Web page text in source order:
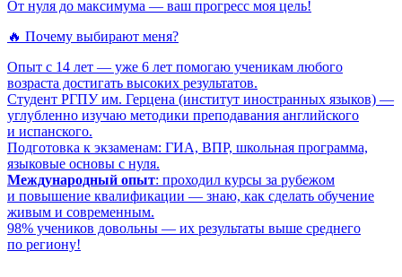
От нуля до максимума — ваш прогресс моя цель!
🔥 Почему выбирают меня?
Опыт с 14 лет — уже 6 лет помогаю ученикам любого
возраста достигать высоких результатов.
Студент РГПУ им. Герцена (институт иностранных языков) —
углубленно изучаю методики преподавания английского
и испанского.
Подготовка к экзаменам: ГИА, ВПР, школьная программа,
языковые основы с нуля.
Международный опыт: проходил курсы за рубежом
и повышение квалификации — знаю, как сделать обучение
живым и современным.
98% учеников довольны — их результаты выше среднего
по региону!